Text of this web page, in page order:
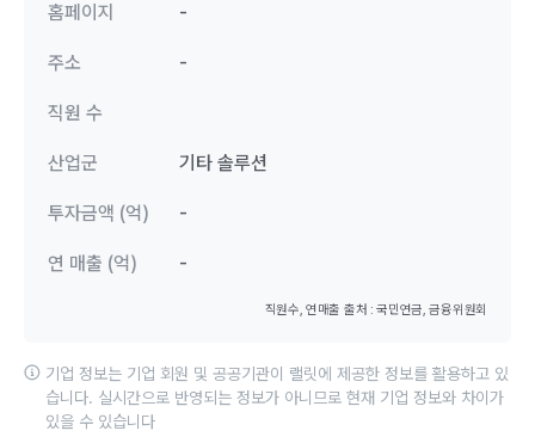
홈페이지 -
주소 -
직원 수
산업군 기타 솔루션
투자금액 (억) -
연 매출 (억) -
직원수, 연매출 출처 : 국민연금, 금융위원회
기업 정보는 기업 회원 및 공공기관이 랠릿에 제공한 정보를 활용하고 있
습니다. 실시간으로 반영되는 정보가 아니므로 현재 기업 정보와 차이가
있을 수 있습니다